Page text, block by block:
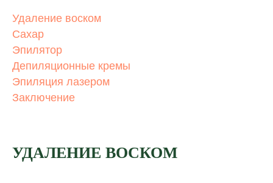
Удаление воском
Сахар
Эпилятор
Депиляционные кремы
Эпиляция лазером
Заключение
УДАЛЕНИЕ ВОСКОМ